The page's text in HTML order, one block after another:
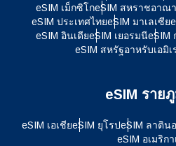
eSIM เม็กซิโกeSIM สหราชอาณ
eSIM ประเทศไทยeSIM มาเลเซีย
eSIM อินเดียeSIM เยอรมนีeSIM
eSIM สหรัฐอาหรับเอมิเ
eSIM ราย
eSIM เอเชียeSIM ยุโรปeSIM ลาติน
eSIM อเมริก